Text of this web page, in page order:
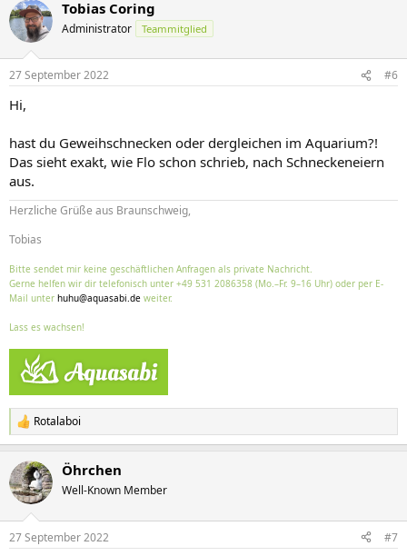
k
t
i
e
:
Tobias Coring
Administrator Teammitglied
27 September 2022 #6
Hi,
hast du Geweihschnecken oder dergleichen im Aquarium?!
Das sieht exakt, wie Flo schon schrieb, nach Schneckeneiern
aus.
Herzliche Grüße aus Braunschweig,
Tobias
Bitte sendet mir keine geschäftlichen Anfragen als private Nachricht.
Gerne helfen wir dir telefonisch unter +49 531 2086358 (Mo.–Fr. 9–16 Uhr) oder per E-
Mail unter huhu@aquasabi.de weiter.
Lass es wachsen!
R
e
k
t
i
e
Rotalaboi
Öhrchen
Well-Known Member
27 September 2022 #7